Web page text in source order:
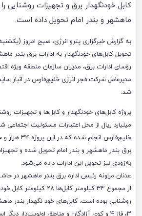
کابل خودنگهدار برق و تجهیزات روشنایی را
ماهشهر و بندر امام تحویل داده است.
تحویل کابل‌های خودنگهدار به ادارات برق بندر
رؤسای ادارات برق، مدیران سازمان منطقه ویژه
مدیرعامل شرکت فجر انرژی خلیج‌فارس در انبار
شد.
میلیارد ریال از محل اعتبارات مسئولیت اجتماعی
برق بندر ماهشهر و بندر امام تحویل شده و
به‌زودی نیز تحویل این ادارات داده می‌شود.
عدنان مراونه رئیس اداره برق بندر ماهشهر در
۳، فاز ۴ و کوی آزادگان و مناطق اولویت‌دار